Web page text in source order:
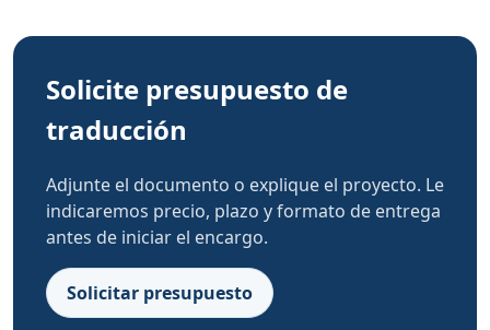
Solicite presupuesto de
traducción
Adjunte el documento o explique el proyecto. Le
indicaremos precio, plazo y formato de entrega
antes de iniciar el encargo.
Solicitar presupuesto